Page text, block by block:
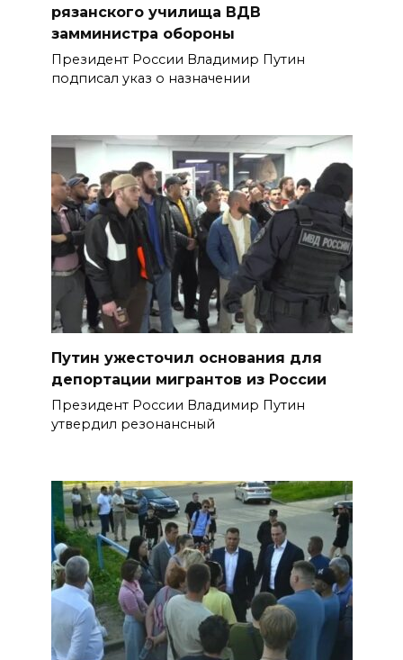
рязанского училища ВДВ
замминистра обороны
Президент России Владимир Путин
подписал указ о назначении
Путин ужесточил основания для
депортации мигрантов из России
Президент России Владимир Путин
утвердил резонансный